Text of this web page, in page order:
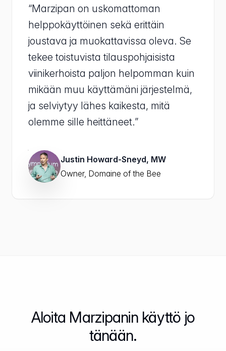
“Marzipan on uskomattoman
helppokäyttöinen sekä erittäin
joustava ja muokattavissa oleva. Se
tekee toistuvista tilauspohjaisista
viinikerhoista paljon helpomman kuin
mikään muu käyttämäni järjestelmä,
ja selviytyy lähes kaikesta, mitä
olemme sille heittäneet.”
Justin Howard-Sneyd, MW
Owner, Domaine of the Bee
Aloita Marzipanin käyttö jo
tänään.